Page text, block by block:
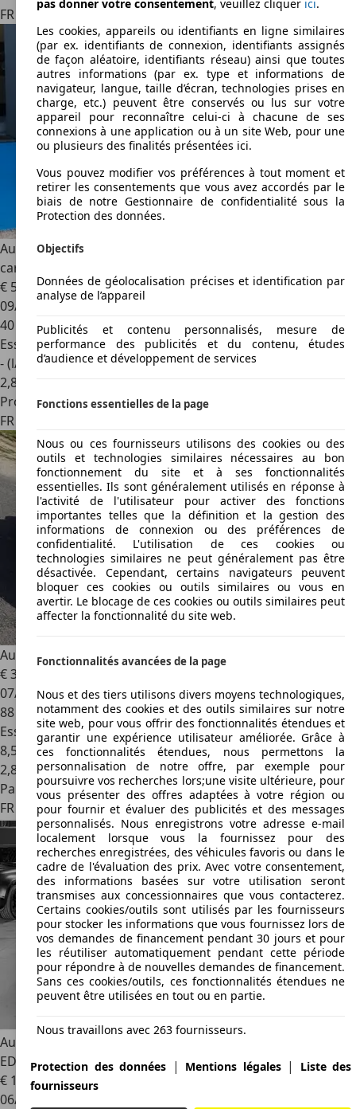
FR 12450
Audi TT RScoupe 2.5 400 sport quattro s-tronic bva pack
carbone- freins ceramique
€ 55 990
09/2016
40 000 km
Essence
- (l/100 km)
2,8
Professionnel
FR 57130
Audi TT RSPlus Coupé 2.5 TFSI 360 Quattro S Tronic
€ 35 900
07/2012
88 400 km
Essence
8,5 l/100 km (mixte)
2,8
Particulier
FR 67670Mommenheim
Audi TT RS
EDITION/NARDO/B&O/MATRIX/LIMITED 1/10
€ 102 990
06/2023
pas donner votre consentement, veuillez cliquer ici.
Les cookies, appareils ou identifiants en ligne similaires
(par ex. identifiants de connexion, identifiants assignés
de façon aléatoire, identifiants réseau) ainsi que toutes
autres informations (par ex. type et informations de
navigateur, langue, taille d’écran, technologies prises en
charge, etc.) peuvent être conservés ou lus sur votre
appareil pour reconnaître celui-ci à chacune de ses
connexions à une application ou à un site Web, pour une
ou plusieurs des finalités présentées ici.
Vous pouvez modifier vos préférences à tout moment et
retirer les consentements que vous avez accordés par le
biais de notre Gestionnaire de confidentialité sous la
Protection des données.
Objectifs
Données de géolocalisation précises et identification par
analyse de l’appareil
Publicités et contenu personnalisés, mesure de
performance des publicités et du contenu, études
d’audience et développement de services
Fonctions essentielles de la page
Nous ou ces fournisseurs utilisons des cookies ou des
outils et technologies similaires nécessaires au bon
fonctionnement du site et à ses fonctionnalités
essentielles. Ils sont généralement utilisés en réponse à
l'activité de l'utilisateur pour activer des fonctions
importantes telles que la définition et la gestion des
informations de connexion ou des préférences de
confidentialité. L'utilisation de ces cookies ou
technologies similaires ne peut généralement pas être
désactivée. Cependant, certains navigateurs peuvent
bloquer ces cookies ou outils similaires ou vous en
avertir. Le blocage de ces cookies ou outils similaires peut
affecter la fonctionnalité du site web.
Fonctionnalités avancées de la page
Nous et des tiers utilisons divers moyens technologiques,
notamment des cookies et des outils similaires sur notre
site web, pour vous offrir des fonctionnalités étendues et
garantir une expérience utilisateur améliorée. Grâce à
ces fonctionnalités étendues, nous permettons la
personnalisation de notre offre, par exemple pour
poursuivre vos recherches lors;une visite ultérieure, pour
vous présenter des offres adaptées à votre région ou
pour fournir et évaluer des publicités et des messages
personnalisés. Nous enregistrons votre adresse e-mail
localement lorsque vous la fournissez pour des
recherches enregistrées, des véhicules favoris ou dans le
cadre de l'évaluation des prix. Avec votre consentement,
des informations basées sur votre utilisation seront
transmises aux concessionnaires que vous contacterez.
Certains cookies/outils sont utilisés par les fournisseurs
pour stocker les informations que vous fournissez lors de
vos demandes de financement pendant 30 jours et pour
les réutiliser automatiquement pendant cette période
pour répondre à de nouvelles demandes de financement.
Sans ces cookies/outils, ces fonctionnalités étendues ne
peuvent être utilisées en tout ou en partie.
Nous travaillons avec 263 fournisseurs.
Protection des données | Mentions légales|
Liste des
fournisseurs